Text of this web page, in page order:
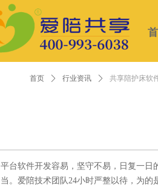
首页 ꄲ 行业资讯 ꄲ 共享陪护床软
平台软件开发容易，坚守不易，日复一日
当。爱陪技术团队24小时严整以待，为